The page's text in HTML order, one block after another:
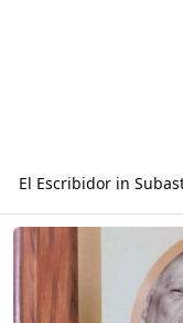
El Escribidorin
Read more about Sobre